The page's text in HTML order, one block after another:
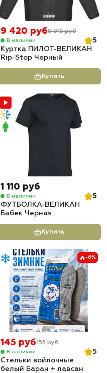
9 420 руб9 915 руб
В наличии
5
Куртка ПИЛОТ-ВЕЛИКАН
Rip-Stop Черный
Купить
1 110 руб
В наличии
5
ФУТБОЛКА-ВЕЛИКАН
Бабек Черная
Купить
-6%
145 руб155 руб
В наличии
5
Стельки войлочные
белый Баран + лавсан